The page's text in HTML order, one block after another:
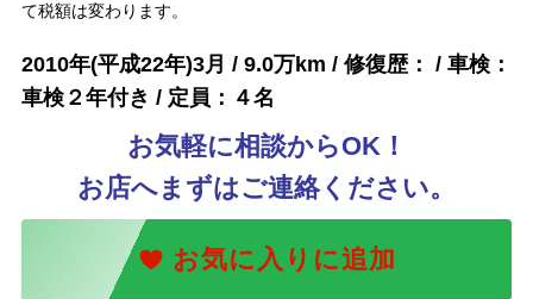
て税額は変わります。
2010年(平成22年)3月 / 9.0万km / 修復歴： / 車検：
車検２年付き / 定員：４名
お気軽に相談からOK！
お店へまずはご連絡ください。